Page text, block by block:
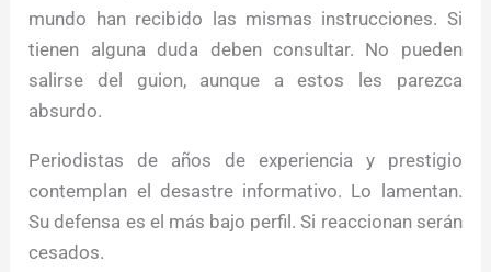
mundo han recibido las mismas instrucciones. Si
tienen alguna duda deben consultar. No pueden
salirse del guion, aunque a estos les parezca
absurdo.
Periodistas de años de experiencia y prestigio
contemplan el desastre informativo. Lo lamentan.
Su defensa es el más bajo perfil. Si reaccionan serán
cesados.